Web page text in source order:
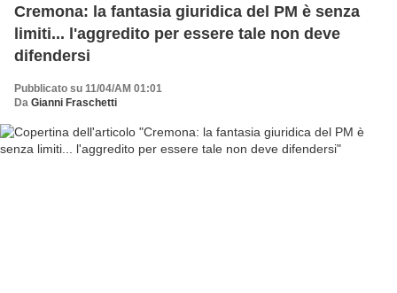
Cremona: la fantasia giuridica del PM è senza
limiti... l'aggredito per essere tale non deve
difendersi
Pubblicato su 11/04/AM 01:01
Da Gianni Fraschetti